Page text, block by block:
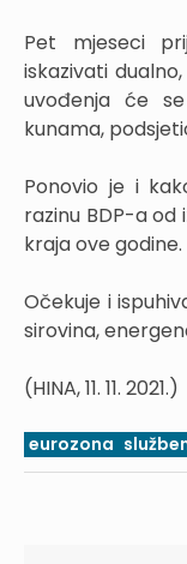
Pet mjeseci
iskazivati
uvođenja će
kunama,
Ponovio je i
razinu BDP-a od
kraja ove godine.
Očekuje i
sirovina,
(HINA, 11. 11. 2021.)
eurozona